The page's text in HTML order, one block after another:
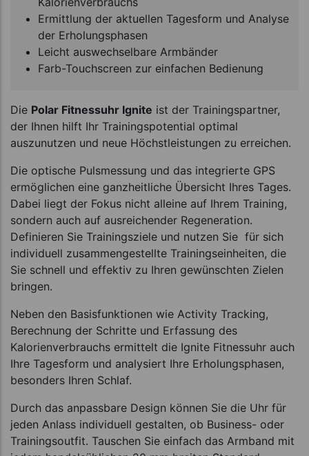
Ermittlung der aktuellen Tagesform und Analyse
der Erholungsphasen
Leicht auswechselbare Armbänder
Farb-Touchscreen zur einfachen Bedienung
Die Polar Fitnessuhr Ignite ist der Trainingspartner,
der Ihnen hilft Ihr Trainingspotential optimal
auszunutzen und neue Höchstleistungen zu erreichen.
Die optische Pulsmessung und das integrierte GPS
ermöglichen eine ganzheitliche Übersicht Ihres Tages.
Dabei liegt der Fokus nicht alleine auf Ihrem Training,
sondern auch auf ausreichender Regeneration.
Definieren Sie Trainingsziele und nutzen Sie für sich
individuell zusammengestellte Trainingseinheiten, die
Sie schnell und effektiv zu Ihren gewünschten Zielen
bringen.
Neben den Basisfunktionen wie Activity Tracking,
Berechnung der Schritte und Erfassung des
Kalorienverbrauchs ermittelt die Ignite Fitnessuhr auch
Ihre Tagesform und analysiert Ihre Erholungsphasen,
besonders Ihren Schlaf.
Durch das anpassbare Design können Sie die Uhr für
jeden Anlass individuell gestalten, ob Business- oder
Trainingsoutfit. Tauschen Sie einfach das Armband mit